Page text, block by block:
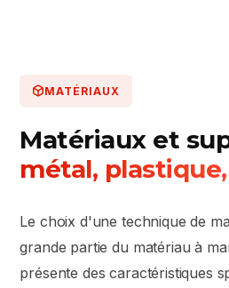
MATÉRIAUX
Matériaux et
métal,
Le choix d'une technique de
grande partie du matériau à
présente des caractéristiques